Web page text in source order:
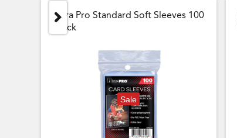
Ultra Pro Standard Soft Sleeves 100
Stück
Sale